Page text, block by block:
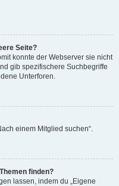
Seite?
konnte der Webserver sie nicht
gib spezifischere Suchbegriffe
Unterforen.
einem Mitglied suchen“.
finden?
lassen, indem du „Eigene